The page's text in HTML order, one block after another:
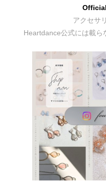
アクセサ
Heartdance公式には載ら